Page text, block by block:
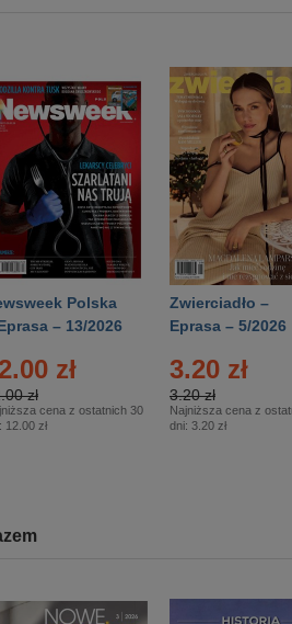
Polska
– 13/2026
zł
zł
cena z ostatnich 30
12.00 zł
Zwierciadło –
Eprasa – 5/2026
3.20 zł
3.20 zł
Najniższa cena z
dni: 3.20 zł